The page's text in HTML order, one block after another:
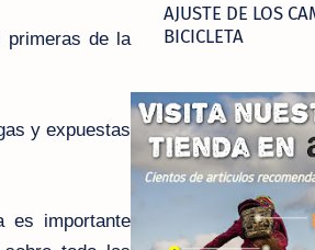
primeras de la
y expuestas
es importante
AJUSTE DE LOS
BICICLETA